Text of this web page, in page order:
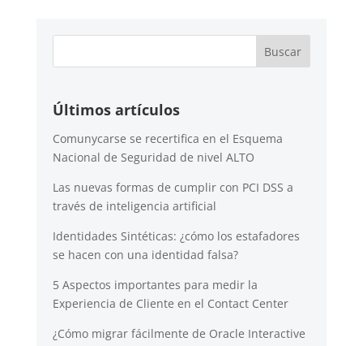
Últimos artículos
Comunycarse se recertifica en el Esquema
Nacional de Seguridad de nivel ALTO
Las nuevas formas de cumplir con PCI DSS a
través de inteligencia artificial
Identidades Sintéticas: ¿cómo los estafadores
se hacen con una identidad falsa?
5 Aspectos importantes para medir la
Experiencia de Cliente en el Contact Center
¿Cómo migrar fácilmente de Oracle Interactive